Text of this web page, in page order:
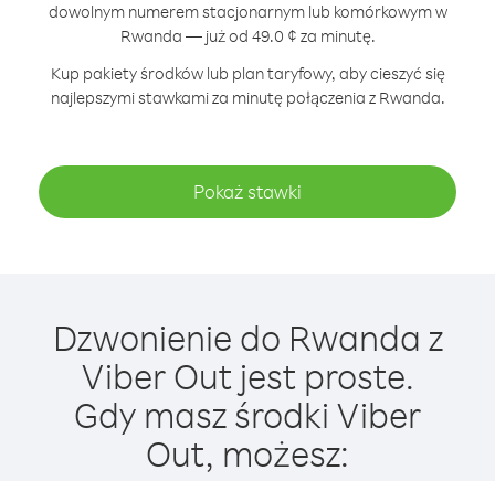
dowolnym numerem stacjonarnym lub komórkowym w
Rwanda — już od 49.0 ¢ za minutę.
Kup pakiety środków lub plan taryfowy, aby cieszyć się
najlepszymi stawkami za minutę połączenia z Rwanda.
Pokaż stawki
Dzwonienie do Rwanda z
Viber Out jest proste.
Gdy masz środki Viber
Out, możesz: